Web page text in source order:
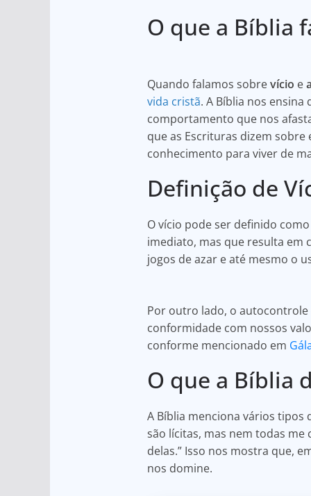
at
A
p
p
c
b
o
o
k
ar
O que a Bíblia
Quando falamos sobrevício e
vida cristã. A Bíblia nos
comportamento que nos
que as Escrituras dizem sobre
conhecimento para viver de
Definição de
O vício pode ser definido
imediato, mas que resulta em
jogos de azar e até mesmo o
Por outro lado, o autocontrole
conformidade com nossos
conforme mencionado em
O que a Bíblia
A Bíblia menciona vários tipos
são lícitas, mas nem todas
delas.” Isso nos mostra que,
nos domine.